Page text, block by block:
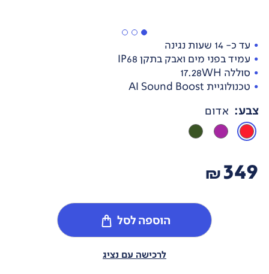
עד כ- 14 שעות נגינה
עמיד בפני מים ואבק בתקן IP68
סוללה 17.28WH
טכנולוגיית AI Sound Boost
צבע: אדום
349
₪
הוספה לסל
לרכישה עם נציג